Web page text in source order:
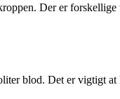
Der er
blod. Det er vigtigt